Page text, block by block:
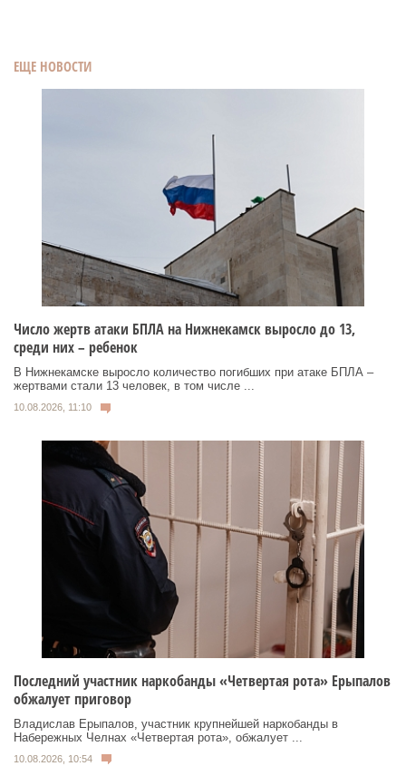
ЕЩЕ НОВОСТИ
Число жертв атаки БПЛА на Нижнекамск выросло до 13,
среди них – ребенок
В Нижнекамске выросло количество погибших при атаке БПЛА –
жертвами стали 13 человек, в том числе ...
10.08.2026, 11:10
Последний участник наркобанды «Четвертая рота» Ерыпалов
обжалует приговор
Владислав Ерыпалов, участник крупнейшей наркобанды в
Набережных Челнах «Четвертая рота», обжалует ...
10.08.2026, 10:54